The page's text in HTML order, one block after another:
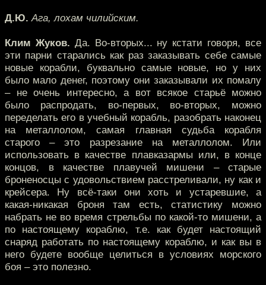
Д.Ю. Ага, лохам чилийским.
Клим Жуков. Да. Во-вторых... ну кстати говоря, все
эти парни старались как раз заказывать себе самые
новые корабли, буквально самые новые, но у них
было мало денег, поэтому они заказывали их помалу
– не очень интересно, а вот всякое старьё можно
было распродать, во-первых, во-вторых, можно
переделать его в учебный корабль, разобрать наконец
на металлолом, самая главная судьба корабля
старого – это разрезание на металлолом. Или
использовать в качестве плавказармы или, в конце
концов, в качестве плавучей мишени – старые
броненосцы с удовольствием расстреливали, ну как и
крейсера. Ну всё-таки они хоть и устаревшие, а
какая-никакая броня там есть, статистику можно
набрать не во время стрельбы по какой-то мишени, а
по настоящему кораблю, т.е. как будет настоящий
снаряд работать по настоящему кораблю, и как вы в
него будете вообще целиться в условиях морского
боя – это полезно.